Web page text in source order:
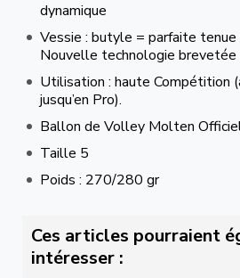
dynamique
Vessie : butyle = parfaite tenue
Nouvelle technologie brevetée
Utilisation : haute Compétition
jusqu’en Pro).
Ballon de Volley Molten
Taille 5
Poids : 270/280 gr
Ces articles pourraient
intéresser :